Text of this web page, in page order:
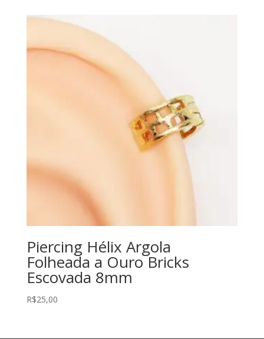
Piercing Hélix Argola
Folheada a Ouro Bricks
Escovada 8mm
R$25,00